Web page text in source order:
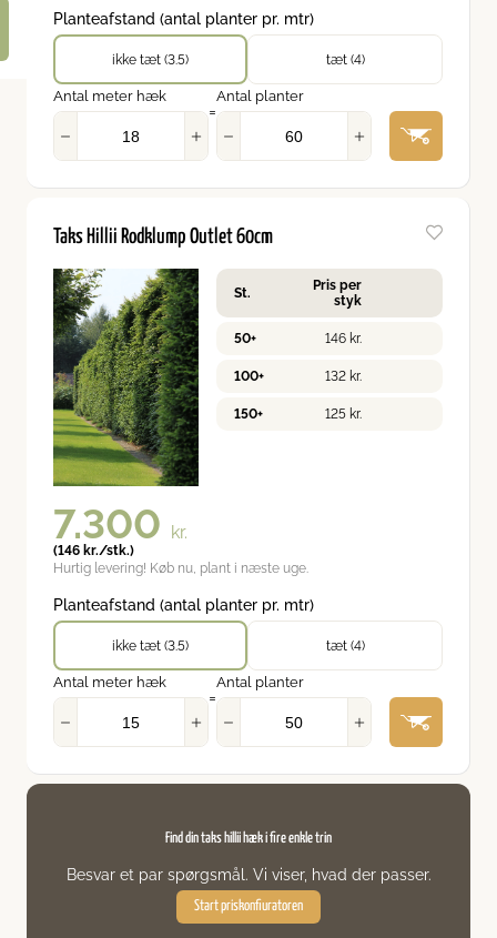
Planteafstand (antal planter pr. mtr)
ikke tæt (3.5) tæt (4)
Antal meter hæk
=
Antal planter
Taks Hillii Rodklump Outlet 60cm
St.
Pris per
styk
50+ 146 kr.
100+ 132 kr.
150+ 125 kr.
Planteafstand (antal planter pr. mtr)
ikke tæt (3.5) tæt (4)
Antal meter hæk
=
Antal planter
7.300 kr.
(146 kr./stk.)
Hurtig levering! Køb nu, plant i næste uge.
Find din taks hillii hæk i fire enkle trin
Besvar et par spørgsmål. Vi viser, hvad der passer.
Start priskonfiuratoren